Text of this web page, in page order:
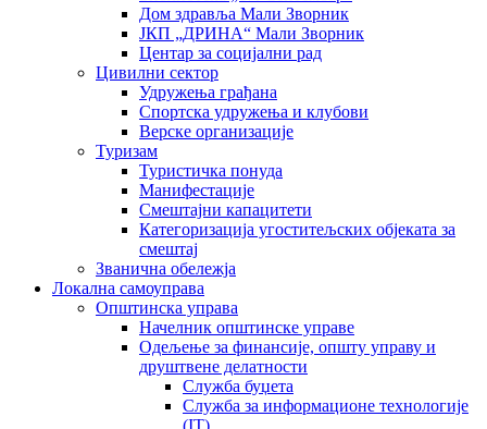
Дом здравља Мали Зворник
ЈКП „ДРИНА“ Мали Зворник
Центар за социјални рад
Цивилни сектор
Удружења грађана
Спортска удружења и клубови
Верске организације
Туризам
Туристичка понуда
Манифестације
Смештајни капацитети
Категоризација угоститељских објеката за
смештај
Званична обележја
Локална самоуправа
Општинска управа
Начелник општинске управе
Одељење за финансије, општу управу и
друштвене делатности
Служба буџета
Служба за информационе технологије
(IT)